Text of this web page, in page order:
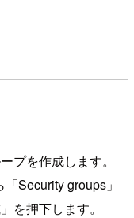
プを作成します。
Security groups」
を押下します。